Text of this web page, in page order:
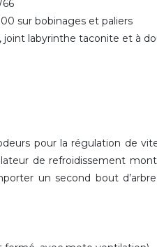
sur bobinages et paliers
labyrinthe taconite et à
pour la régulation de
de refroidissement
un second bout